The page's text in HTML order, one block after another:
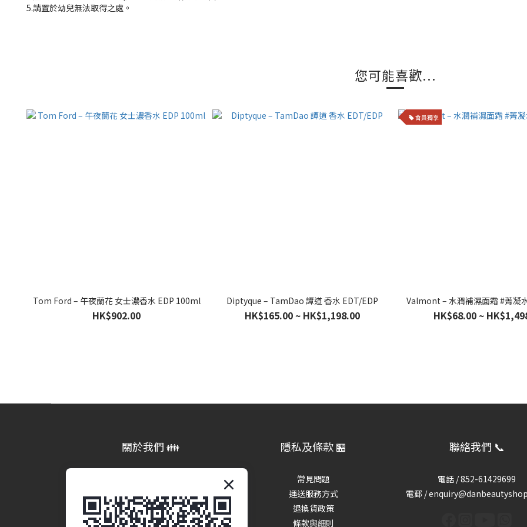
5.請置於幼兒無法取得之處。
您可能喜歡...
Tom Ford – 午夜蘭花 女士濃香水 EDP 100ml
HK$902.00
Diptyque – TamDao 譚道 香水 EDT/EDP
HK$165.00 ~ HK$1,198.00
會員獨享
Valmont – 水潤補濕面霜 #菁凝
HK$68.00 ~
關於我們 👪
商業合作 (即將推出)
隱私及條款 🏪
常見問題
運送服務方式
退換貨政策
條款與細則
聯絡我們 📞
電話 /852-61429699
電郵 /